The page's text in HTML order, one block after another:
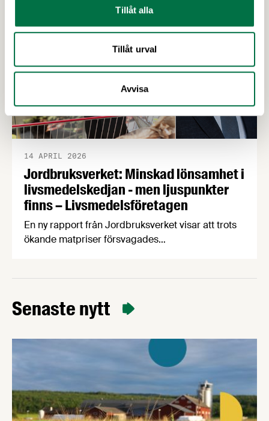
Tillåt alla
Tillåt urval
Avvisa
konkurrenskraft och utveckling”. Passa på att
nominera en eller flera kandidater senast den 21
Jordbruksverket: Minskad lönsamhet i
livsmedelskedjan - men ljuspunkter
finns – Livsmedelsföretagen
14 APRIL 2026
En ny rapport från Jordbruksverket visar att trots
ökande matpriser försvagades
klimatomställning och konkurrenskraft. Vår
borde läsas av de politiker som fortsätter prata
Senaste nytt